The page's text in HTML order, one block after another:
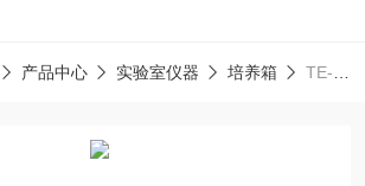
产品中心 实验室仪器 培养箱 TE-G160恒温恒湿培养箱